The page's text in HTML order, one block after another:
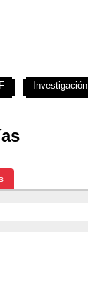
Investigación